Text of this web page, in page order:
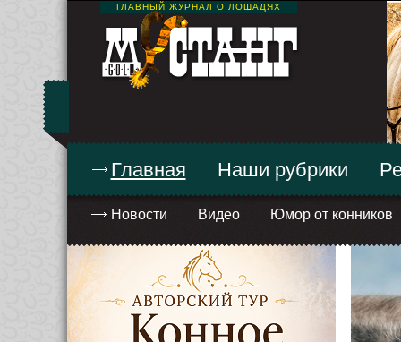
ГЛАВНЫЙ ЖУРНАЛ О ЛОШАДЯХ
Главная
Новости Видео Юмор от конников
Наши рубрики